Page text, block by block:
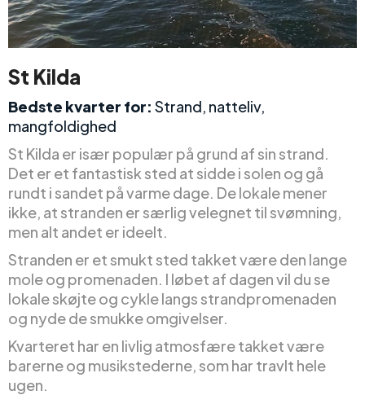
St Kilda
Bedste kvarter for: Strand, natteliv,
mangfoldighed
St Kilda er især populær på grund af sin strand.
Det er et fantastisk sted at sidde i solen og gå
rundt i sandet på varme dage. De lokale mener
ikke, at stranden er særlig velegnet til svømning,
men alt andet er ideelt.
Stranden er et smukt sted takket være den lange
mole og promenaden. I løbet af dagen vil du se
lokale skøjte og cykle langs strandpromenaden
og nyde de smukke omgivelser.
Kvarteret har en livlig atmosfære takket være
barerne og musikstederne, som har travlt hele
ugen.